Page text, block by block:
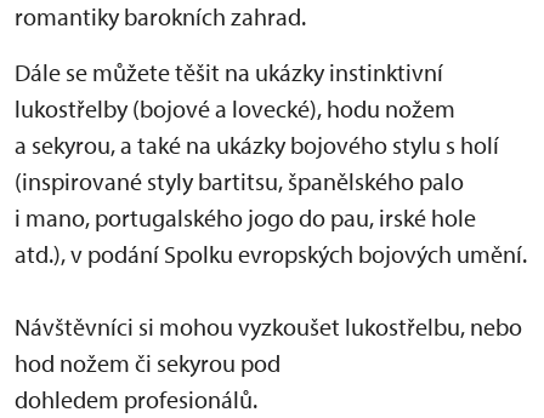
romantiky barokních zahrad.
Dále se můžete těšit na ukázky instinktivní
lukostřelby (bojové a lovecké), hodu nožem
a sekyrou, a také na ukázky bojového stylu s holí
(inspirované styly bartitsu, španělského palo
i mano, portugalského jogo do pau, irské hole
atd.), v podání Spolku evropských bojových umění.
Návštěvníci si mohou vyzkoušet lukostřelbu, nebo
hod nožem či sekyrou pod
dohledem profesionálů.